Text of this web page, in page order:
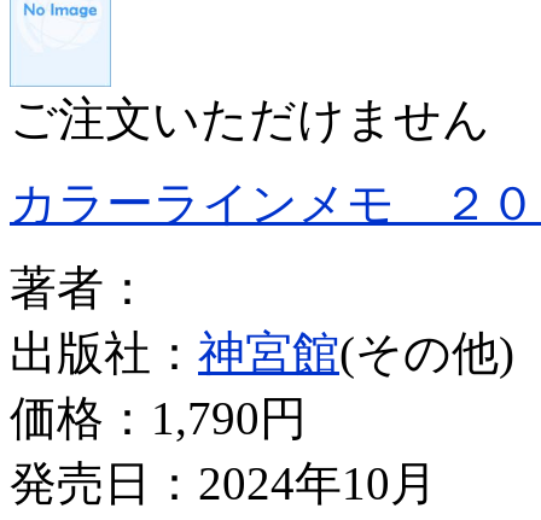
ご注文いただけません
カラーラインメモ ２
著者：
出版社： 神宮館(その他)
価格： 1,790円
発売日：2024年10月